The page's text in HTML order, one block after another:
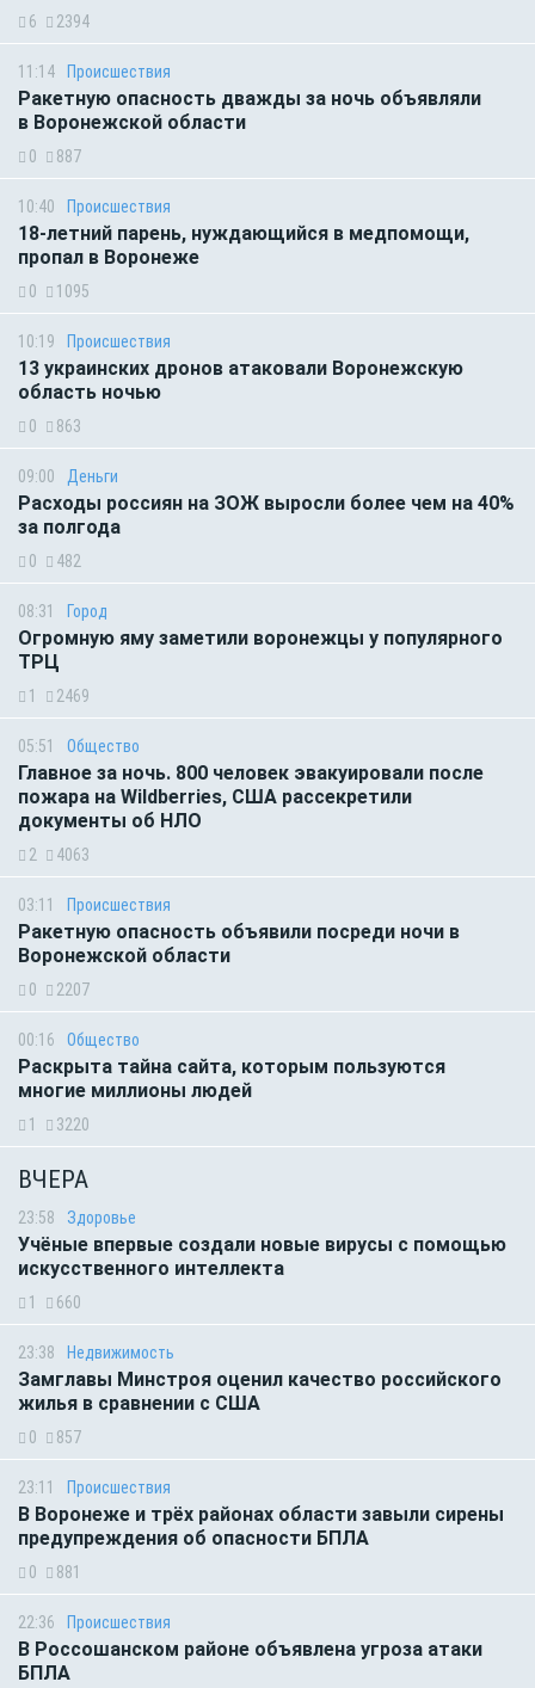
6 2394
11:14 Происшествия
Ракетную опасность дважды за ночь объявляли
в Воронежской области
0 887
10:40 Происшествия
18-летний парень, нуждающийся в медпомощи,
пропал в Воронеже
0 1095
10:19 Происшествия
13 украинских дронов атаковали Воронежскую
область ночью
0 863
09:00 Деньги
Расходы россиян на ЗОЖ выросли более чем на 40%
за полгода
0 482
08:31 Город
Огромную яму заметили воронежцы у популярного
ТРЦ
1 2469
05:51 Общество
Главное за ночь. 800 человек эвакуировали после
пожара на Wildberries, США рассекретили
документы об НЛО
2 4063
03:11 Происшествия
Ракетную опасность объявили посреди ночи в
Воронежской области
0 2207
00:16 Общество
Раскрыта тайна сайта, которым пользуются
многие миллионы людей
1 3220
ВЧЕРА
23:58 Здоровье
Учёные впервые создали новые вирусы с помощью
искусственного интеллекта
1 660
23:38 Недвижимость
Замглавы Минстроя оценил качество российского
жилья в сравнении с США
0 857
23:11 Происшествия
В Воронеже и трёх районах области завыли сирены
предупреждения об опасности БПЛА
0 881
22:36 Происшествия
В Россошанском районе объявлена угроза атаки
БПЛА